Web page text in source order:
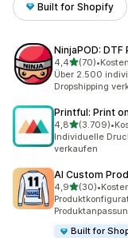
Built for Shopify
NinjaPOD: DTF
4,4von 5 Sternen
(70)
70 Rezensionen
•
Über 2.500
Dropshipping
Printful: Print
4,8von 5 Sternen
(3.709)
3709 •
Individuelle
verkaufen
AI Custom
4,9von 5 Sternen
(30)
30 Rezensionen
•
Built for